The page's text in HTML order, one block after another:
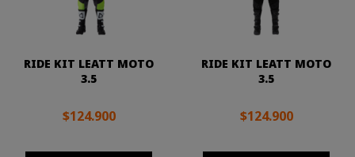
RIDE KIT LEATT MOTO
3.5
$124.900
RIDE KIT LEATT MOTO
3.5
$124.900